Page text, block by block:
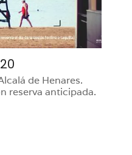
de Henares.
reserva anticipada.